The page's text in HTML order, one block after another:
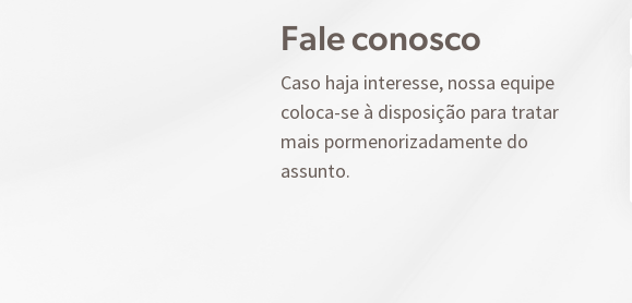
Fale conosco
Caso haja interesse, nossa equipe
coloca-se à disposição para tratar
mais pormenorizadamente do
assunto.